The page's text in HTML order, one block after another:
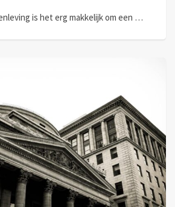
is het erg makkelijk om een …